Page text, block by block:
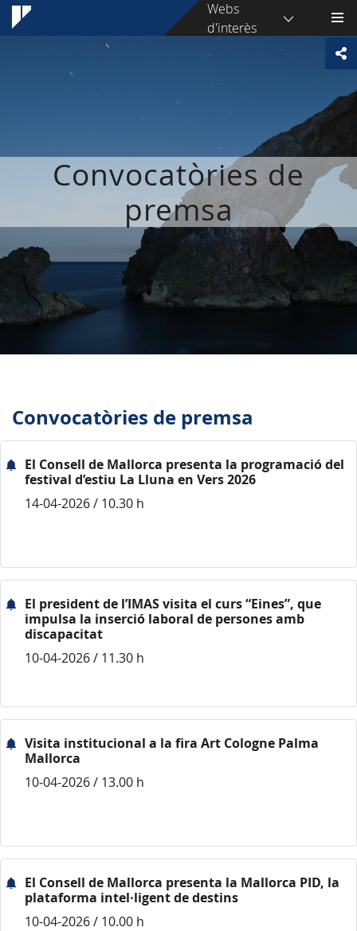
Webs
d'interès
Convocatòries de
premsa
Convocatòries de premsa
El Consell de Mallorca presenta la programació del
festival d’estiu La Lluna en Vers 2026
14-04-2026 / 10.30 h
El president de l’IMAS visita el curs “Eines”, que
impulsa la inserció laboral de persones amb
discapacitat
10-04-2026 / 11.30 h
Visita institucional a la fira Art Cologne Palma
Mallorca
10-04-2026 / 13.00 h
El Consell de Mallorca presenta la Mallorca PID, la
plataforma intel·ligent de destins
10-04-2026 / 10.00 h